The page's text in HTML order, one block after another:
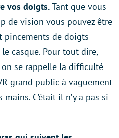
vos doigts.Tant que vous
de vision vous pouvez être
pincements de doigts
casque. Pour tout dire,
on se rappelle la difficulté
grand public à vaguement
C’était il n’y a pas si